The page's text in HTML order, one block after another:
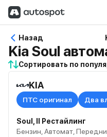
Назад
Kia Soul
Сортировать по
KIA
ПТС оригинал Два
Soul, II Рестайлинг
Бензин, Автомат,